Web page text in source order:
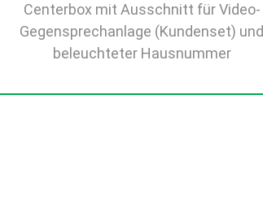
Centerbox mit Ausschnitt für Video-
Gegensprechanlage (Kundenset) und
beleuchteter Hausnummer